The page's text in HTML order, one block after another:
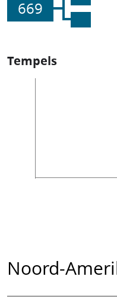
669
Tempels
Noord-